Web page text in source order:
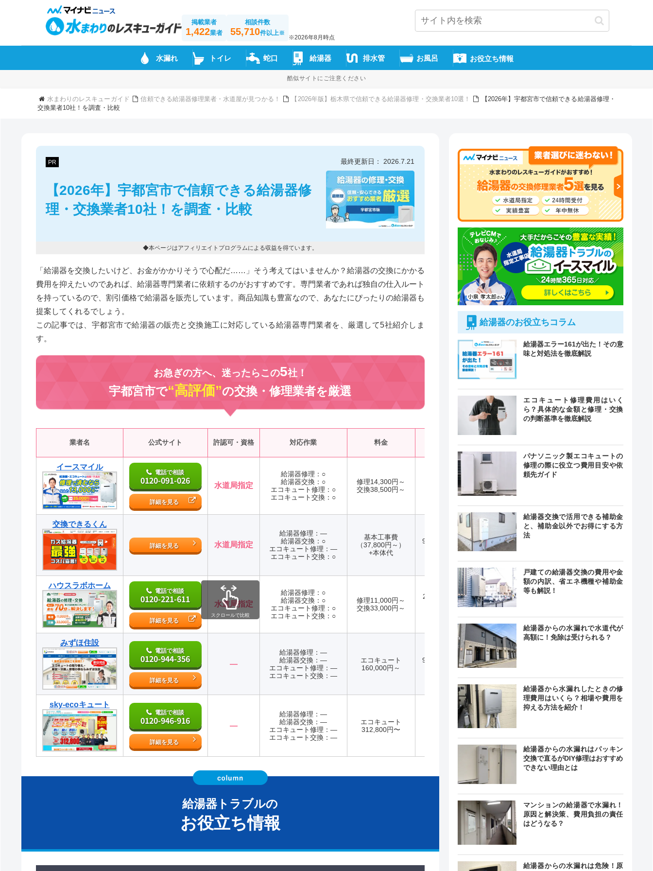
掲載業者
1,422業者
相談件数
55,710件以上※
※2026年8月時点
水漏れ トイレ 蛇口 給湯器 排水管 お風呂 お役立ち情報
酷似サイトにご注意ください
水まわりのレスキューガイド 信頼できる給湯器修理業者・水道屋が見つかる！ 【2026年版】栃木県で信頼できる給湯器修理・交換業者10選！
【2026年】宇都宮市で信頼できる給湯器修理・
交換業者10社！を調査・比較
PR
【2026年】宇都宮市で信頼できる給湯器修
理・交換業者10社！を調査・比較
最終更新日： 2026.7.21
◆本ページはアフィリエイトプログラムによる収益を得ています。
「給湯器を交換したいけど、お金がかかりそうで心配だ……」そう考えてはいませんか？給湯器の交換にかかる
費用を抑えたいのであれば、給湯器専門業者に依頼するのがおすすめです。専門業者であれば独自の仕入ルート
を持っているので、割引価格で給湯器を販売しています。商品知識も豊富なので、あなたにぴったりの給湯器も
提案してくれるでしょう。
この記事では、宇都宮市で給湯器の販売と交換施工に対応している給湯器専門業者を、厳選して5社紹介しま
す。
お急ぎの方へ、迷ったらこの5社！
宇都宮市で“高評価”の交換・修理業者を厳選
業者名 公式サイト 許認可・資格 対応作業 料金
イースマイル
電話で相談
0120-091-026
詳細を見る
水道局指定
給湯器修理：○
給湯器交換：○
エコキュート修理：○
エコキュート交換：○
修理14,300円～
交換38,500円～
最短20分
交換できるくん
詳細を見る 水道局指定
給湯器修理：―
給湯器交換：○
エコキュート修理：―
エコキュート交換：○
基本工事費
（37,800円～）
+本体代
9:00～18:00
記載なし
ハウスラボホーム
電話で相談
0120-221-611
詳細を見る
水道局指定
給湯器修理：○
給湯器交換：○
エコキュート修理：○
エコキュート交換：○
修理11,000円～
交換33,000円～
24時間 年中
最短20分
みずほ住設
電話で相談
0120-944-356
詳細を見る
―
給湯器修理：―
給湯器交換：―
エコキュート修理：―
エコキュート交換：―
エコキュート
160,000円～
9:00～19:30
記載なし
sky-ecoキュート
電話で相談
0120-946-916
詳細を見る
―
給湯器修理：―
給湯器交換：―
エコキュート修理：―
エコキュート交換：―
エコキュート
312,800円〜
記載なし
スクロールで比較
給湯器トラブルの
お役立ち情報
給湯器のお役立ちコラム
給湯器エラー161が出た！その意
味と対処法を徹底解説
エコキュート修理費用はいく
ら？具体的な金額と修理・交換
の判断基準を徹底解説
パナソニック製エコキュートの
修理の際に役立つ費用目安や依
頼先ガイド
給湯器交換で活用できる補助金
と、補助金以外でお得にする方
法
戸建ての給湯器交換の費用や金
額の内訳、省エネ機種や補助金
等も解説！
給湯器からの水漏れで水道代が
高額に！免除は受けられる？
給湯器から水漏れしたときの修
理費用はいくら？相場や費用を
抑える方法を紹介！
給湯器からの水漏れはパッキン
交換で直るがDIY修理はおすすめ
できない理由とは
マンションの給湯器で水漏れ！
原因と解決策、費用負担の責任
はどうなる？
給湯器からの水漏れは危険！原